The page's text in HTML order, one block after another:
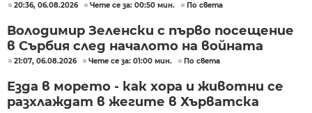
20:36, 06.08.2026 Чете се за: 00:50 мин. По света
Володимир Зеленски с първо посещение
в Сърбия след началото на войната
21:07, 06.08.2026 Чете се за: 01:00 мин. По света
Езда в морето - как хора и животни се
разхлаждат в жегите в Хърватска